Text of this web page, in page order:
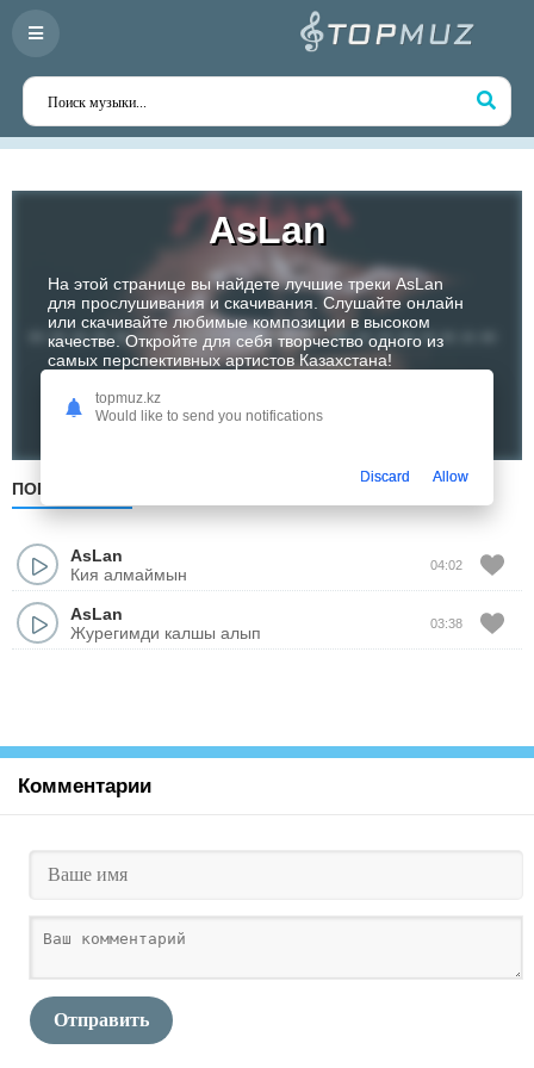
AsLan
На этой странице вы найдете лучшие треки AsLan
для прослушивания и скачивания. Слушайте онлайн
или скачивайте любимые композиции в высоком
качестве. Откройте для себя творчество одного из
самых перспективных артистов Казахстана!
Слушать
ПОПУЛЯРНЫЕ
AsLan
Кия алмаймын
04:02
AsLan
Журегимди калшы алып
03:38
Комментарии
Отправить
topmuz.kz
Would like to send you notifications
Discard Allow